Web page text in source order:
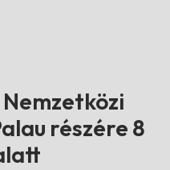
részére 8